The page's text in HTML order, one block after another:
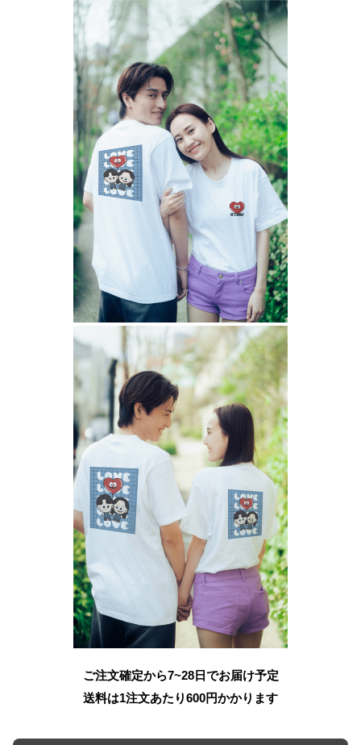
ご注文確定から7~28日でお届け予定
送料は1注文あたり600円かかります